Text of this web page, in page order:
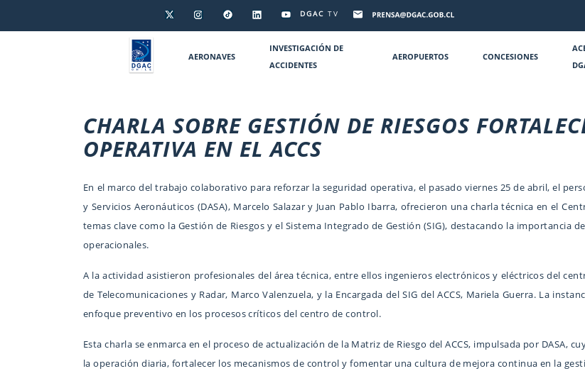
DGAC TV
AERONAVES
INVESTIGACIÓN DE
ACCIDENTES
AEROPUERTOS CONCESIONES
CHARLA SOBRE GESTIÓN DE RIESGOS
OPERATIVA EN EL ACCS
En el marco del trabajo colaborativo para reforzar la seguridad operativa, el pasado viernes 25 de abril, el
y Servicios Aeronáuticos (DASA), Marcelo Salazar y Juan Pablo Ibarra, ofrecieron una charla técnica en el
temas clave como la Gestión de Riesgos y el Sistema Integrado de Gestión (SIG), destacando la
operacionales.
A la actividad asistieron profesionales del área técnica, entre ellos ingenieros electrónicos y eléctricos del
de Telecomunicaciones y Radar, Marco Valenzuela, y la Encargada del SIG del ACCS, Mariela Guerra. La
enfoque preventivo en los procesos críticos del centro de control.
Esta charla se enmarca en el proceso de actualización de la Matriz de Riesgo del ACCS, impulsada por DASA,
la operación diaria, fortalecer los mecanismos de control y fomentar una cultura de mejora continua en la